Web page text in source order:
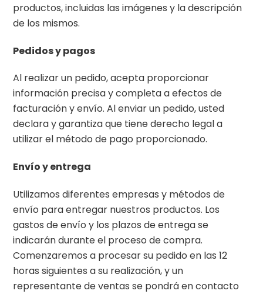
productos, incluidas las imágenes y la descripción
de los mismos.
Pedidos y pagos
Al realizar un pedido, acepta proporcionar
información precisa y completa a efectos de
facturación y envío. Al enviar un pedido, usted
declara y garantiza que tiene derecho legal a
utilizar el método de pago proporcionado.
Envío y entrega
Utilizamos diferentes empresas y métodos de
envío para entregar nuestros productos. Los
gastos de envío y los plazos de entrega se
indicarán durante el proceso de compra.
Comenzaremos a procesar su pedido en las 12
horas siguientes a su realización, y un
representante de ventas se pondrá en contacto